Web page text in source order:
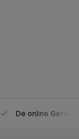
De online